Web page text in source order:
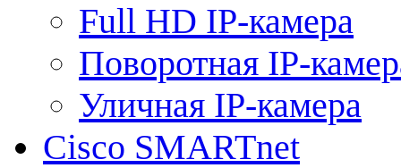
Full HD IP-камера
Поворотная IP-
Уличная IP-камера
Cisco SMARTnet